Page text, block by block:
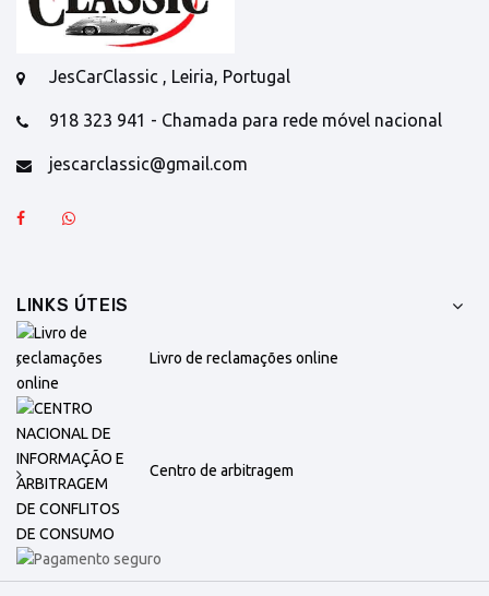
JesCarClassic , Leiria, Portugal
918 323 941 - Chamada para rede móvel nacional
jescarclassic@gmail.com
LINKS ÚTEIS
Livro de reclamações online
Centro de arbitragem